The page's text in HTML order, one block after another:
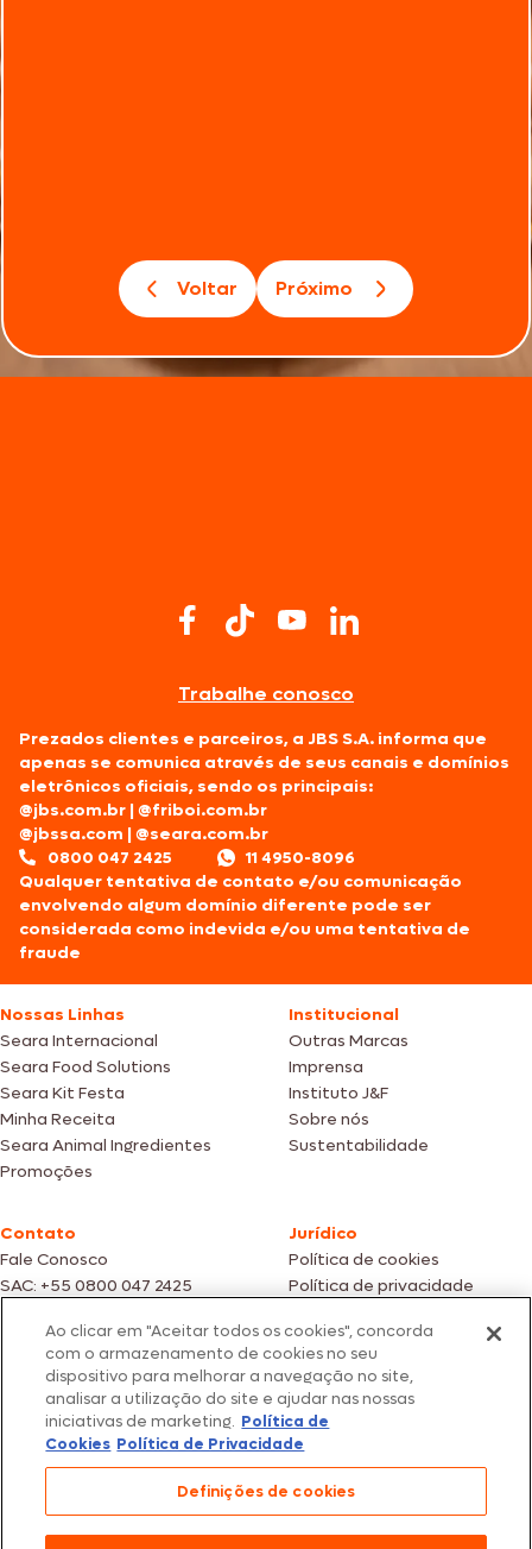
Voltar Próximo
Trabalhe conosco
Prezados clientes e parceiros, a JBS S.A. informa que
apenas se comunica através de seus canais e domínios
eletrônicos oficiais, sendo os principais:
@jbs.com.br |@friboi.com.br
@jbssa.com |@seara.com.br
0800 047 2425
11 4950-8096
Qualquer tentativa de contato e/ou comunicação
envolvendo algum domínio diferente pode ser
considerada como indevida e/ou uma tentativa de
fraude
Nossas Linhas
Seara Internacional
Seara Food Solutions
Seara Kit Festa
Minha Receita
Seara Animal Ingredientes
Promoções
Institucional
Outras Marcas
Imprensa
Instituto J&F
Sobre nós
Sustentabilidade
Contato
Fale Conosco
SAC: +55 0800 047 2425
Jurídico
Política de cookies
Política de privacidade
Fotos meramente ilustrativas | Ofertas válidas enquanto durarem os
estoques dos nossos parceiros | Vendas sujeitas a análise e confirmação
de dados.
Os preços, promoções e condições de pagamento são válidos
exclusivamente para compras efetuadas em nossos parceiros.
Todos os produtos estão sujeitos a disponibilidade de estoque.
São Paulo/SP – CEP 05.118-100
© 2026 Seara. Todos os direitos reservados
Ao clicar em "Aceitar todos os cookies", concorda
com o armazenamento de cookies no seu
dispositivo para melhorar a navegação no site,
analisar a utilização do site e ajudar nas nossas
iniciativas de marketing. Política de
Cookies Política de Privacidade
Definições de cookies